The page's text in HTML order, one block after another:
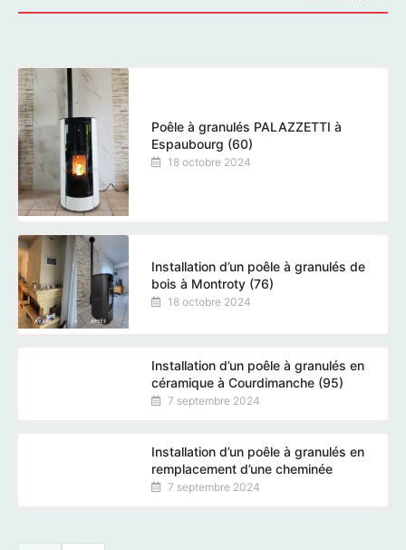
Poêle à granulés PALAZZETTI à
Espaubourg (60)
18 octobre 2024
Installation d’un poêle à granulés de
bois à Montroty (76)
18 octobre 2024
Installation d’un poêle à granulés en
céramique à Courdimanche (95)
7 septembre 2024
Installation d’un poêle à granulés en
remplacement d’une cheminée
7 septembre 2024